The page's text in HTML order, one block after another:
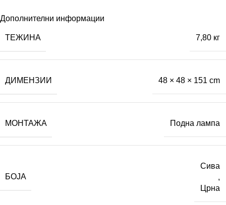
Дополнителни информации
ТЕЖИНА 7,80 кг
ДИМЕНЗИИ 48 × 48 × 151 cm
МОНТАЖА Подна лампа
БОЈА
Сива
,
Црна